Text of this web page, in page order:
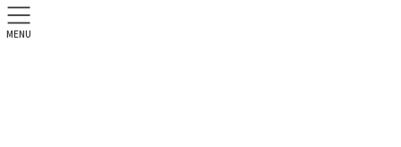
MENU